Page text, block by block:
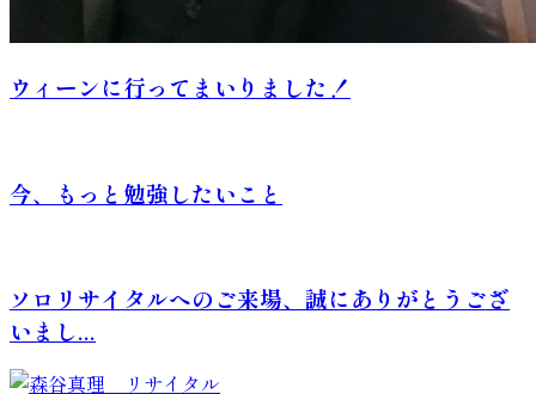
ウィーンに行ってまいりました！
今、もっと勉強したいこと
ソロリサイタルへのご来場、誠にありがとうござ
いまし...